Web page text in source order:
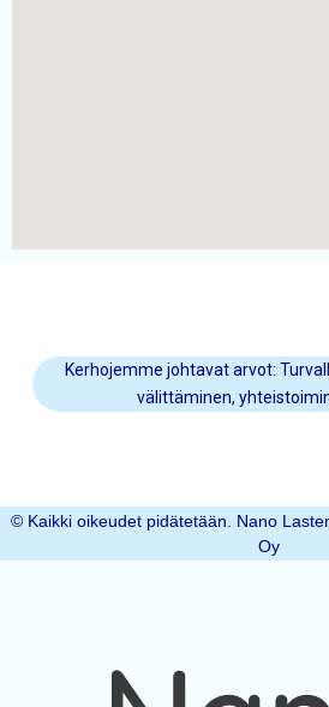
Kerhojemme johtavat arvot:
välittäminen,
© Kaikki oikeudet pidätetään. Nano
Oy